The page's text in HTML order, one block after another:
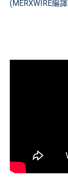
(MERXWIRE編